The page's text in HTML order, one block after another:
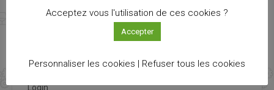
CONNEXION ADHÉRENT
Login
Acceptez vous l'utilisation de ces cookies ?
Accepter
Personnaliser les cookies | Refuser tous les cookies